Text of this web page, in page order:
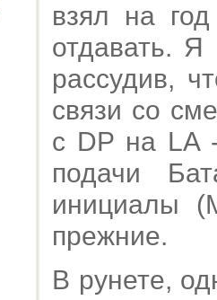
взял на
отдавать. Я
рассудив,
связи со
с DP на LA
подачи
инициалы
прежние.
В рунете,